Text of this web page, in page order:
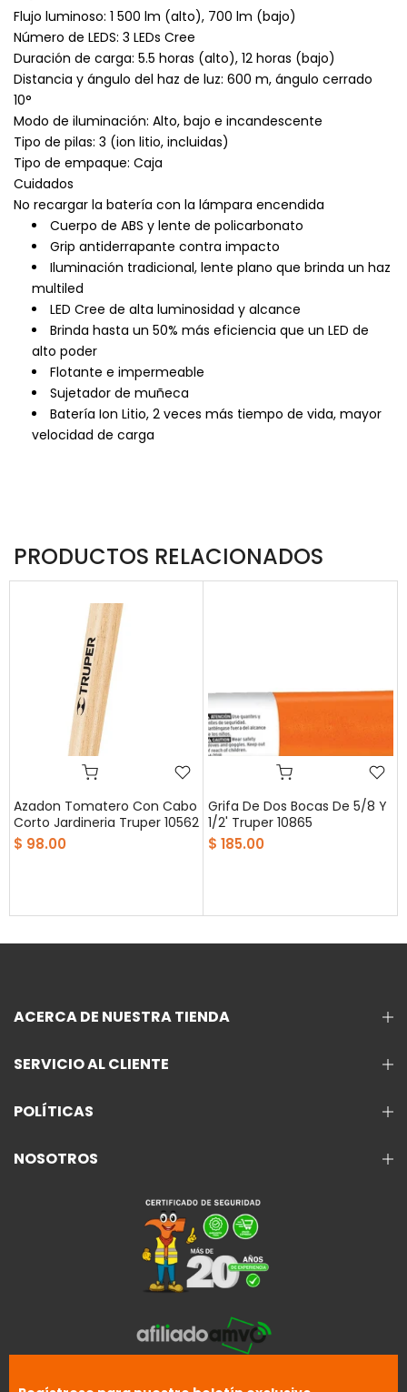
Flujo luminoso: 1 500 lm (alto), 700 lm (bajo)
Número de LEDS: 3 LEDs Cree
Duración de carga: 5.5 horas (alto), 12 horas (bajo)
Distancia y ángulo del haz de luz: 600 m, ángulo cerrado
10°
Modo de iluminación: Alto, bajo e incandescente
Tipo de pilas: 3 (ion litio, incluidas)
Tipo de empaque: Caja
Cuidados
No recargar la batería con la lámpara encendida
Cuerpo de ABS y lente de policarbonato
Grip antiderrapante contra impacto
Iluminación tradicional, lente plano que brinda un haz
multiled
LED Cree de alta luminosidad y alcance
Brinda hasta un 50% más eficiencia que un LED de
alto poder
Flotante e impermeable
Sujetador de muñeca
Batería Ion Litio, 2 veces más tiempo de vida, mayor
velocidad de carga
PRODUCTOS RELACIONADOS
Azadon Tomatero Con Cabo
Corto Jardineria Truper 10562
$ 98.00
Grifa De Dos Bocas De 5/8 Y
1/2' Truper 10865
$ 185.00
ACERCA DE NUESTRA TIENDA
SERVICIO AL CLIENTE
POLÍTICAS
NOSOTROS